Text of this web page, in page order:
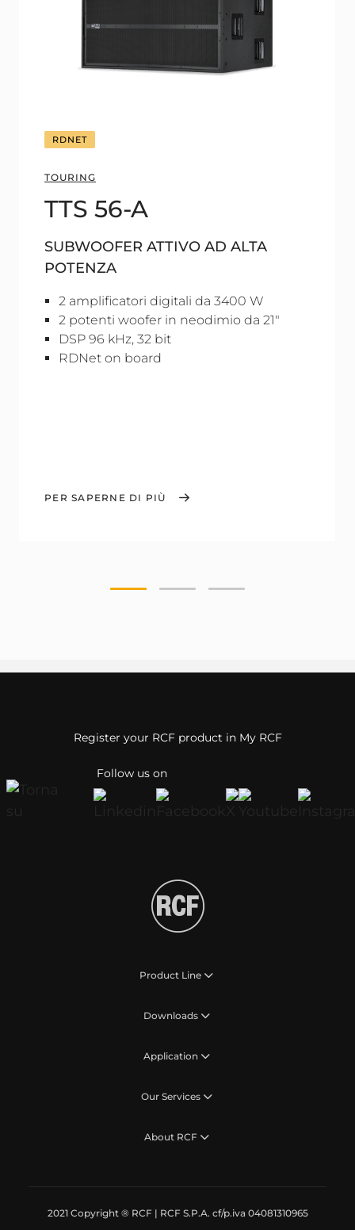
RDNET
TOURING
TTS 56-A
SUBWOOFER ATTIVO AD ALTA
POTENZA
2 amplificatori digitali da 3400 W
2 potenti woofer in neodimio da 21"
DSP 96 kHz, 32 bit
RDNet on board
PER SAPERNE DI PIÙ
Follow us on
Register your RCF product in My RCF
Product Line
Downloads
Application
Our Services
About RCF
2021 Copyright ® RCF | RCF S.P.A. cf/p.iva 04081310965